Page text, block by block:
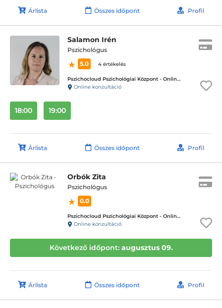
Árlista Összes időpont Profil
Salamon Irén
Pszichológus
5.0
4 értékelés
Pszichocloud Pszichológiai Központ - Online ügyfélfogadás
Online konzultáció
18:00 19:00
Árlista Összes időpont Profil
Orbók Zita
Pszichológus
0.0
Pszichocloud Pszichológiai Központ - Online ügyfélfogadás
Online konzultáció
Következő időpont: augusztus 09.
Árlista Összes időpont Profil